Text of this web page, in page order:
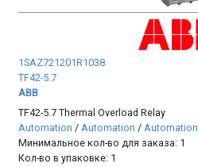
1SAZ721201R1038
TF42-5.7
ABB
TF42-5.7 Thermal Overload Relay
Automation /Automation /Automation
Минимальное кол-во для заказа: 1
Кол-во в упаковке: 1